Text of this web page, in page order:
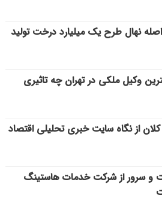
اصله نهال طرح یک میلیارد درخت تولید
وکیل ملکی در تهران چه تاثیری
کلان از نگاه سایت خبری تحلیلی اقتصاد
و سرور از شرکت خدمات هاستینگ